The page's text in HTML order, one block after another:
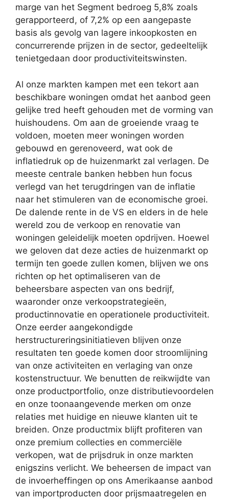
marge van het Segment bedroeg 5,8% zoals
gerapporteerd, of 7,2% op een aangepaste
basis als gevolg van lagere inkoopkosten en
concurrerende prijzen in de sector, gedeeltelijk
tenietgedaan door productiviteitswinsten.
Al onze markten kampen met een tekort aan
beschikbare woningen omdat het aanbod geen
gelijke tred heeft gehouden met de vorming van
huishoudens. Om aan de groeiende vraag te
voldoen, moeten meer woningen worden
gebouwd en gerenoveerd, wat ook de
inflatiedruk op de huizenmarkt zal verlagen. De
meeste centrale banken hebben hun focus
verlegd van het terugdringen van de inflatie
naar het stimuleren van de economische groei.
De dalende rente in de VS en elders in de hele
wereld zou de verkoop en renovatie van
woningen geleidelijk moeten opdrijven. Hoewel
we geloven dat deze acties de huizenmarkt op
termijn ten goede zullen komen, blijven we ons
richten op het optimaliseren van de
beheersbare aspecten van ons bedrijf,
waaronder onze verkoopstrategieën,
productinnovatie en operationele productiviteit.
Onze eerder aangekondigde
herstructureringsinitiatieven blijven onze
resultaten ten goede komen door stroomlijning
van onze activiteiten en verlaging van onze
kostenstructuur. We benutten de reikwijdte van
onze productportfolio, onze distributievoordelen
en onze toonaangevende merken om onze
relaties met huidige en nieuwe klanten uit te
breiden. Onze productmix blijft profiteren van
onze premium collecties en commerciële
verkopen, wat de prijsdruk in onze markten
enigszins verlicht. We beheersen de impact van
de invoerheffingen op ons Amerikaanse aanbod
van importproducten door prijsmaatregelen en